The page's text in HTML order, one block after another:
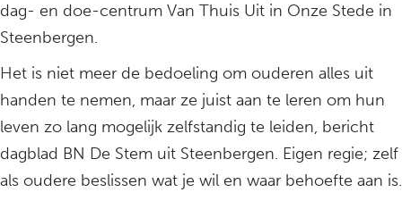
dag- en doe-centrum Van Thuis Uit in Onze Stede in
Steenbergen.
Het is niet meer de bedoeling om ouderen alles uit
handen te nemen, maar ze juist aan te leren om hun
leven zo lang mogelijk zelfstandig te leiden, bericht
dagblad BN De Stem uit Steenbergen. Eigen regie; zelf
als oudere beslissen wat je wil en waar behoefte aan is.